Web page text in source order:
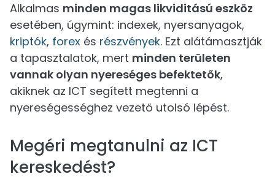
Alkalmas minden magas likviditású eszköz
esetében, úgymint: indexek, nyersanyagok,
kriptók, forex és részvények. Ezt alátámasztják
a tapasztalatok, mert minden területen
vannak olyan nyereséges befektetők,
akiknek az ICT segített megtenni a
nyereségességhez vezető utolsó lépést.
Megéri megtanulni az ICT
kereskedést?